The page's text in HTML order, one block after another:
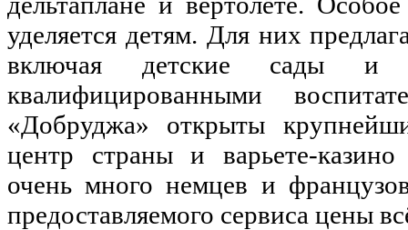
уделяется детям. Для них
включая детские сады и
квалифицированными
«Добруджа» открыты
центр страны и варьете-
очень много немцев и
предоставляемого сервиса цены